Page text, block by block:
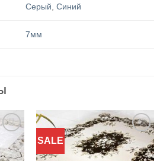
Серый ,Синий
7мм
SALE
Добавить
в
избранное